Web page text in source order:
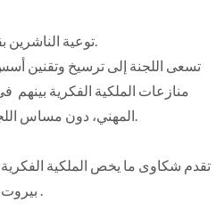
2- توعية الناشرين بقوانين الملكية الفكرية ، و ذلك عبر نشرات او ندوات خاصة أو دورات تدريبية.
منازعات الملكية الفكرية
المهني، دون مساس اللجنة باختصاصات لجان الملكية الفكرية بالكيانات المحلية فيما يخص الأعضاء فيها.
تقدم شكاوى ما يخص الملكية الفكرية
بيروت، و يحيل الامين العام أو الرئيس الشكاوى الى لجنة الملكية الفكرية لاجراء اللازم .